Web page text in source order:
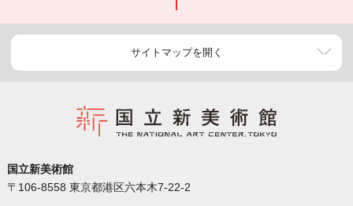
サイトマップを開く
国立新美術館
〒106-8558 東京都港区六本木7-22-2